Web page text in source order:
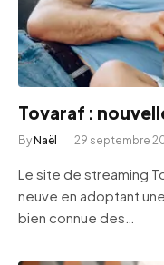
Tovaraf :
ByNaël 29 septembre
Le site de streaming
neuve en adoptant
bien connue des…